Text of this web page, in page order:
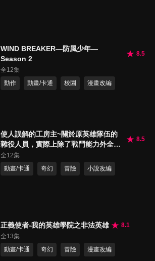
WIND BREAKER—防風少年—
Season 2
8.5
全12集
動作
動畫/卡通 校園 漫畫改編
使人誤解的工房主~關於原英雄隊伍的
雜役人員，實際上除了戰鬥能力外全是
SSS的故事~
8.5
全12集
動畫/卡通
奇幻 冒險 小說改編
正義使者-我的英雄學院之非法英雄
8.1
全13集
動畫/卡通
奇幻 冒險 漫畫改編